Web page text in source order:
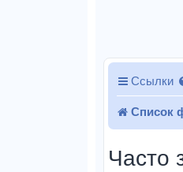
Ссылки
Список
Часто